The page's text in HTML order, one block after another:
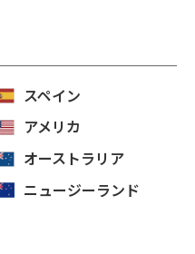
スペイン
アメリカ
オーストラリア
ニュージーランド